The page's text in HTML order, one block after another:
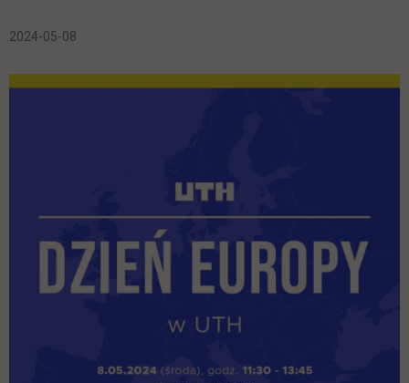
2024-05-08